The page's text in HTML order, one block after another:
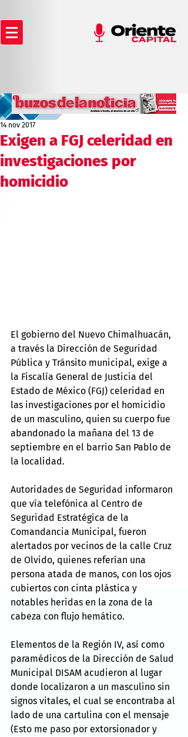
Exigen a FGJ celeridad en
investigaciones por
homicidio
14 nov 2017
El gobierno del Nuevo Chimalhuacán,
a través la Dirección de Seguridad
Pública y Tránsito municipal, exige a
la Fiscalía General de Justicia del
Estado de México (FGJ) celeridad en
las investigaciones por el homicidio
de un masculino, quien su cuerpo fue
abandonado la mañana del 13 de
septiembre en el barrio San Pablo de
la localidad.
Autoridades de Seguridad informaron
que vía telefónica al Centro de
Seguridad Estratégica de la
Comandancia Municipal, fueron
alertados por vecinos de la calle Cruz
de Olvido, quienes referían una
persona atada de manos, con los ojos
cubiertos con cinta plástica y
notables heridas en la zona de la
cabeza con flujo hemático.
Elementos de la Región IV, así como
paramédicos de la Dirección de Salud
Municipal DISAM acudieron al lugar
donde localizaron a un masculino sin
signos vitales, el cual se encontraba al
lado de una cartulina con el mensaje
(Esto me paso por extorsionador y